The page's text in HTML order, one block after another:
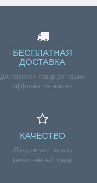
БЕСПЛАТНАЯ
ДОСТАВКА
Доставляем товар до наших
оффлайн магазинов
КАЧЕСТВО
Предлагаем только
качественный товар